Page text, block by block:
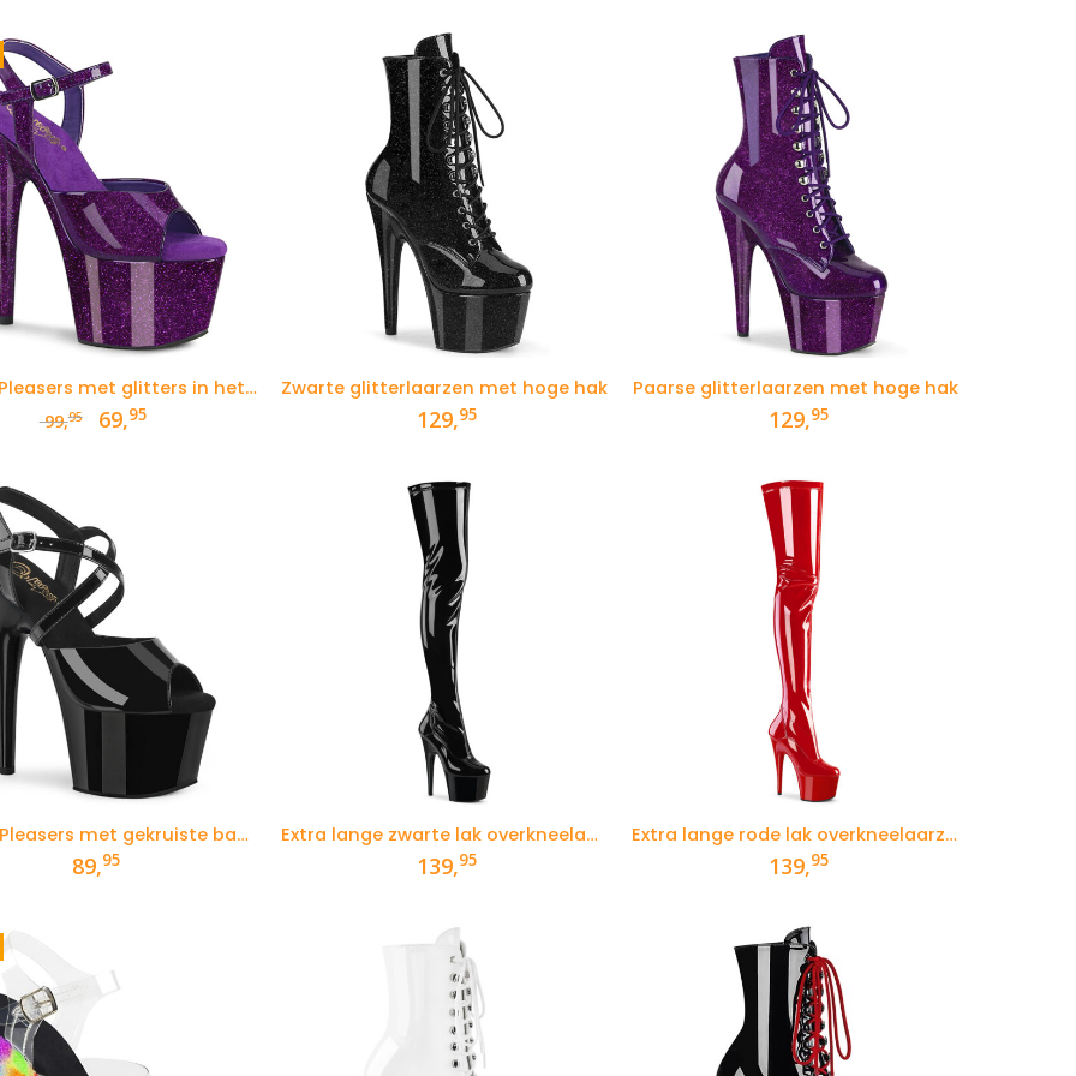
124,95.
Paarse Pleasers met glitters in het materiaal
99,95 Oorspronkelijke
prijs
69,95Huidige
Zwarte glitterlaarzen met hoge hak
129,95
Paarse glitterlaarzen met hoge hak
129,95
Zwarte Pleasers met gekruiste banden over de voet
89,95
Extra lange zwarte lak overkneelaarzen met hoge hak en plateau
139,95
Extra lange rode lak overkneelaarzen met hoge hak en plateau
139,95